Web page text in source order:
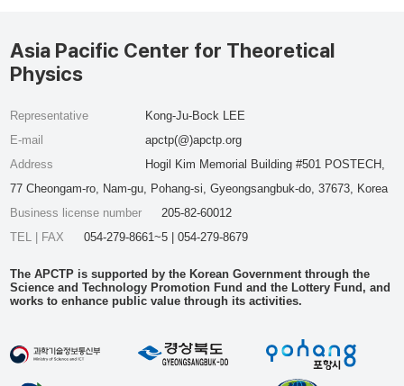
Asia Pacific Center for Theoretical
Physics
Representative
Kong-Ju-Bock LEE
E-mail
apctp(@)apctp.org
Address
Hogil Kim Memorial Building #501 POSTECH,
77 Cheongam-ro, Nam-gu, Pohang-si, Gyeongsangbuk-do, 37673, Korea
Business license number
205-82-60012
TEL | FAX
054-279-8661~5 | 054-279-8679
The APCTP is supported by the Korean Government through the
Science and Technology Promotion Fund and the Lottery Fund, and
works to enhance public value through its activities.